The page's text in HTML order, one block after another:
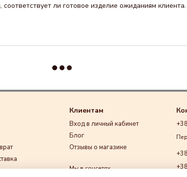
ли готовое изделие ожиданиям клиента.
Клиентам
Вход в личный кабинет
Блог
Отзывы о магазине
Мы в соцсетях